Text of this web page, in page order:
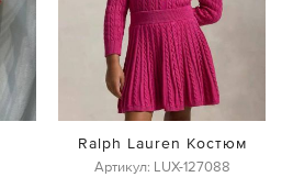
Ralph Lauren Костюм
Артикул: LUX-127088